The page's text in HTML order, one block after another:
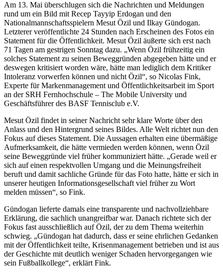
Am 13. Mai überschlugen sich die Nachrichten und Meldungen
rund um ein Bild mit Recep Tayyip Erdogan und den
Nationalmannschaftsspielern Mesut Özil und Ilkay Gündogan.
Letzterer veröffentlichte 24 Stunden nach Erscheinen des Fotos ein
Statement für die Öffentlichkeit. Mesut Özil äußerte sich erst nach
71 Tagen am gestrigen Sonntag dazu. „Wenn Özil frühzeitig ein
solches Statement zu seinen Beweggründen abgegeben hätte und er
deswegen kritisiert worden wäre, hätte man lediglich dem Kritiker
Intoleranz vorwerfen können und nicht Özil“, so Nicolas Fink,
Experte für Markenmanagement und Öffentlichkeitsarbeit im Sport
an der SRH Fernhochschule – The Mobile University und
Geschäftsführer des BASF Tennisclub e.V.
Mesut Özil findet in seiner Nachricht sehr klare Worte über den
Anlass und den Hintergrund seines Bildes. Alle Welt richtet nun den
Fokus auf dieses Statement. Die Aussagen erhalten eine übermäßige
Aufmerksamkeit, die hätte vermieden werden können, wenn Özil
seine Beweggründe viel früher kommuniziert hätte. „Gerade weil er
sich auf einen respektvollen Umgang und die Meinungsfreiheit
beruft und damit sachliche Gründe für das Foto hatte, hätte er sich in
unserer heutigen Informationsgesellschaft viel früher zu Wort
melden müssen“, so Fink.
Gündogan lieferte damals eine transparente und nachvollziehbare
Erklärung, die sachlich unangreifbar war. Danach richtete sich der
Fokus fast ausschließlich auf Özil, der zu dem Thema weiterhin
schwieg. „Gündogan hat dadurch, dass er seine ehrlichen Gedanken
mit der Öffentlichkeit teilte, Krisenmanagement betrieben und ist aus
der Geschichte mit deutlich weniger Schaden hervorgegangen wie
sein Fußballkollege“, erklärt Fink.